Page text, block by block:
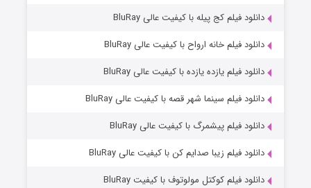
دانلود فیلم کج‌ پیله با کیفیت عالی BluRay
دانلود فیلم خانه ارواح با کیفیت عالی BluRay
دانلود فیلم یازده یازده با کیفیت عالی BluRay
دانلود فیلم سینما شهر قصه با کیفیت عالی BluRay
دانلود فیلم پیشمرگ با کیفیت عالی BluRay
دانلود فیلم زیبا صدایم کن با کیفیت عالی BluRay
دانلود فیلم کوکتل مولوتوف با کیفیت BluRay